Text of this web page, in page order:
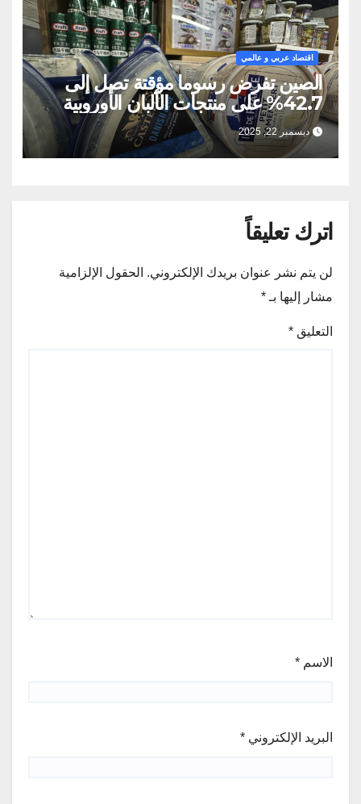
اقتصاد عربي و عالمي
الصين تفرض رسوما مؤقتة تصل إلى
42.7% على منتجات الألبان الأوروبية
ديسمبر 22, 2025
اترك تعليقاً
لن يتم نشر عنوان بريدك الإلكتروني. الحقول الإلزامية
مشار إليها بـ *
التعليق *
الاسم *
البريد الإلكتروني *